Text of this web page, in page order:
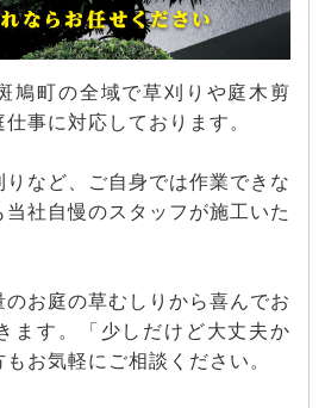
鳩町の全域で草刈りや庭木剪
事に対応しております。
など、ご自身では作業できな
社自慢のスタッフが施工いた
のお庭の草むしりから喜んでお
ます。「少しだけど大丈夫か
お気軽にご相談ください。